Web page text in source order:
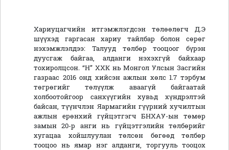
Хариуцагчийн итгэмжлэгдсэн төлөөлөгч Д.Э
шүүхэд гаргасан хариу тайлбар болон сөрөг
нэхэмжлэлдээ: Талууд төлбөр тооцоог бүрэн
дуусгаж байгаа, алданги нэхэхгүй байхаар
тохиролцсон. “Н” ХХК нь Монгол Улсын Засгийн
газраас 2016 онд хийсэн ажлын хөлс 1.7 тэрбум
төгрөгийг төлүүлж аваагүй байгаатай
холбоотойгоор санхүүгийн хувьд хүндрэлтэй
байсан, түүнчлэн Яармагийн гүүрний хучилтын
ажлын ерөнхий гүйцэтгэгч БНХАУ-ын төмөр
замын 20-р анги нь гүйцэтгэлийн төлбөрийг
хугацаа хойшлуулан төлсөн бөгөөд төлбөр
тооцоо нь ямар нэг алданги, торгууль тооцох